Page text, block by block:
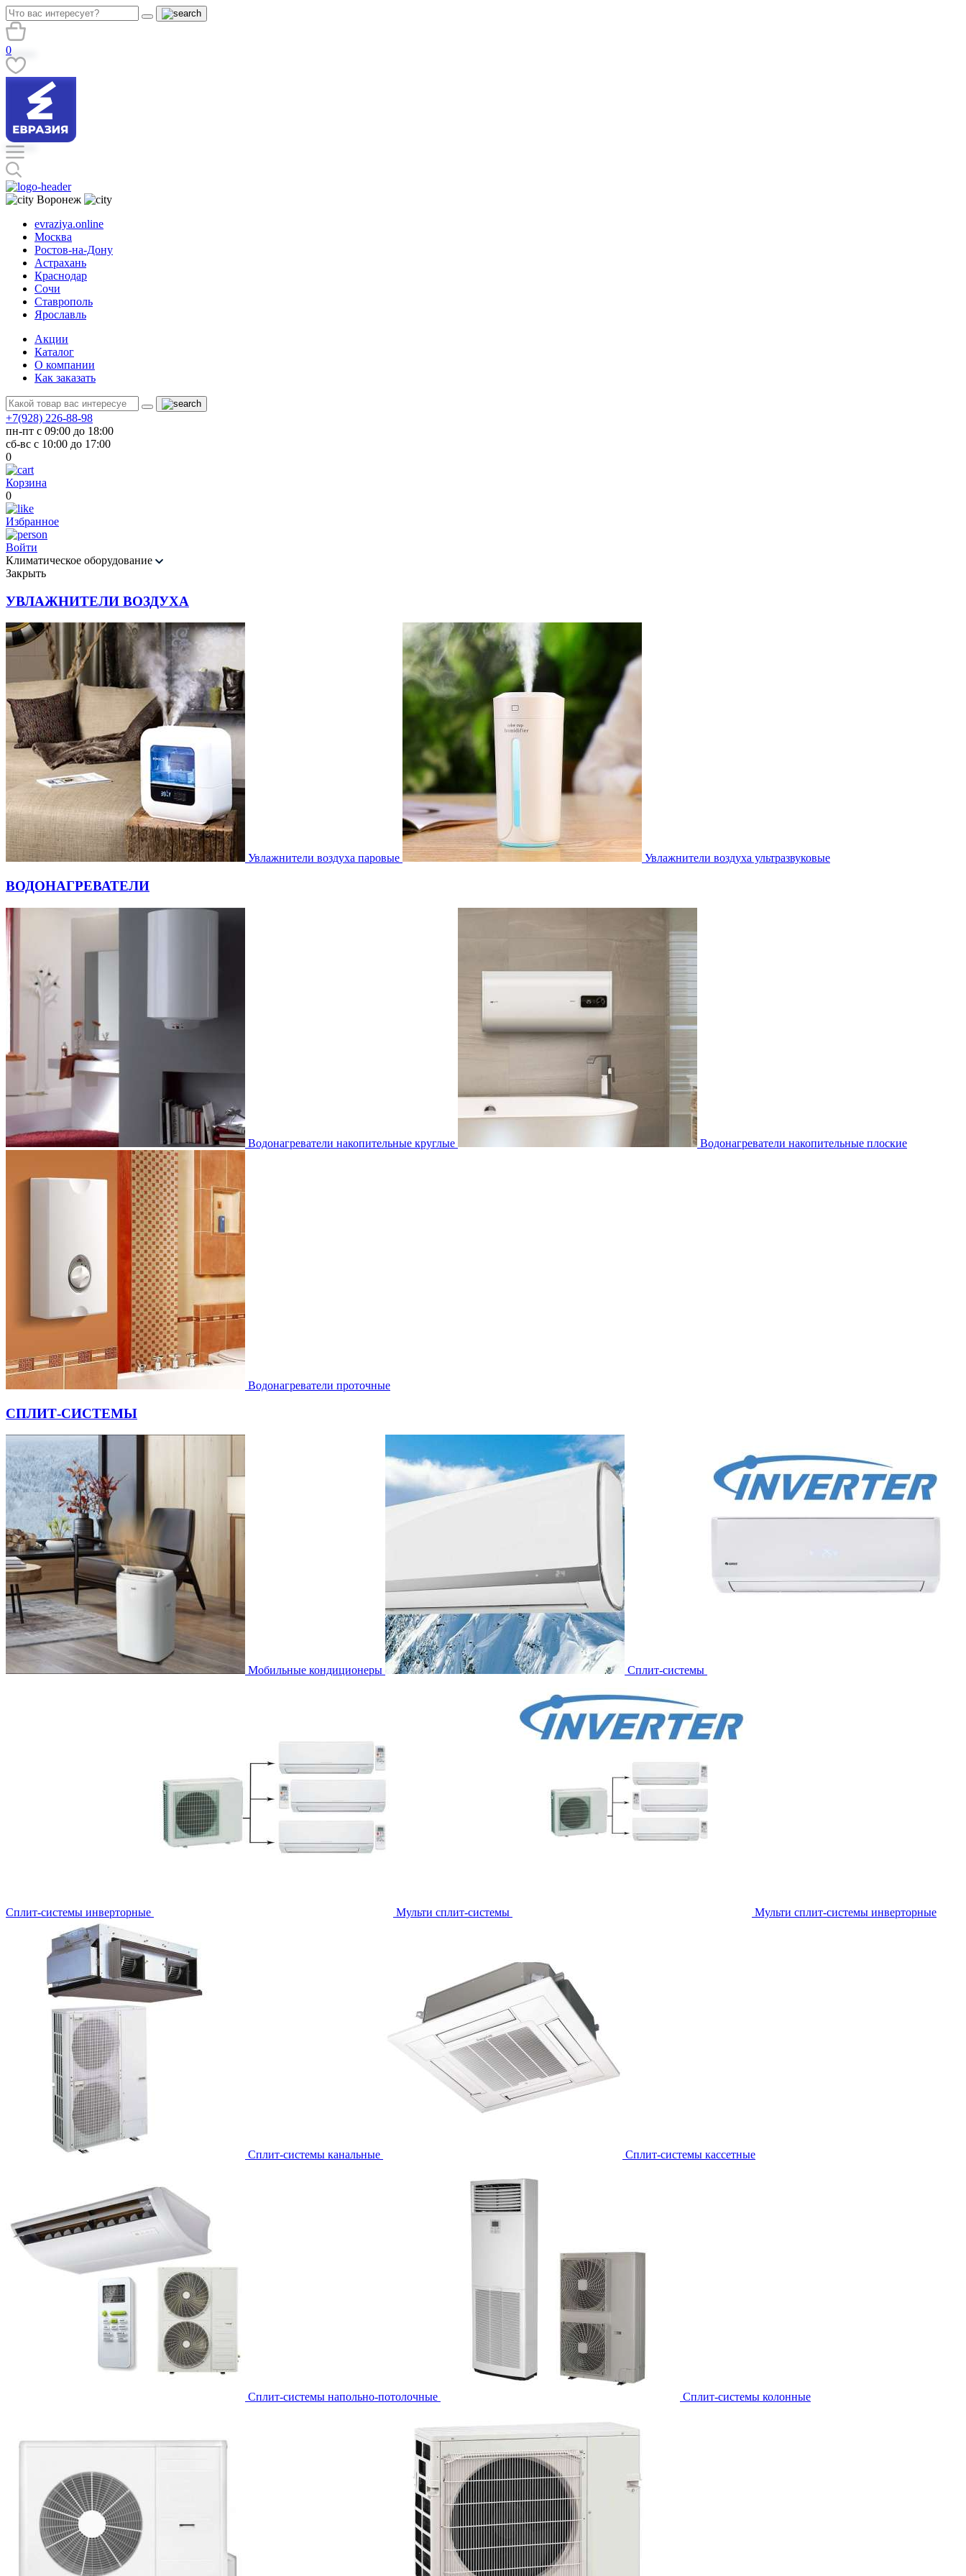
0
Воронеж
evraziya.online
Москва
Ростов-на-Дону
Астрахань
Краснодар
Сочи
Ставрополь
Ярославль
Акции
Каталог
О компании
Как заказать
+7(928) 226-88-98
пн-пт с 09:00 до 18:00
сб-вс с 10:00 до 17:00
0
Корзина
0
Избранное
Войти
Климатическое оборудование
Закрыть
УВЛАЖНИТЕЛИ ВОЗДУХА
Увлажнители воздуха паровые Увлажнители воздуха ультразвуковые
ВОДОНАГРЕВАТЕЛИ
Водонагреватели накопительные круглые Водонагреватели накопительные плоские
Водонагреватели проточные
СПЛИТ-СИСТЕМЫ
Мобильные кондиционеры Сплит-системы
Сплит-системы инверторные Мульти сплит-системы Мульти сплит-системы инверторные
Сплит-системы канальные Сплит-системы кассетные
Сплит-системы напольно-потолочные Cплит-системы колонные